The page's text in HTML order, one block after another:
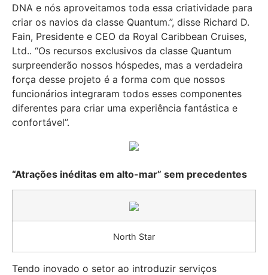
DNA e nós aproveitamos toda essa criatividade para
criar os navios da classe Quantum.”, disse Richard D.
Fain, Presidente e CEO da Royal Caribbean Cruises,
Ltd.. “Os recursos exclusivos da classe Quantum
surpreenderão nossos hóspedes, mas a verdadeira
força desse projeto é a forma com que nossos
funcionários integraram todos esses componentes
diferentes para criar uma experiência fantástica e
confortável”.
“Atrações inéditas em alto-mar” sem precedentes
North Star
Tendo inovado o setor ao introduzir serviços